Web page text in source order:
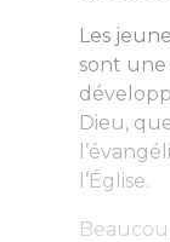
Les
sont
Dieu,
l’Église.